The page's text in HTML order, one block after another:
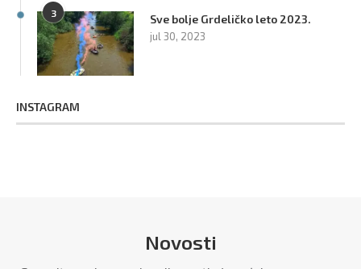
3 Sve bolje Grdeličko leto 2023.
jul 30, 2023
INSTAGRAM
Novosti